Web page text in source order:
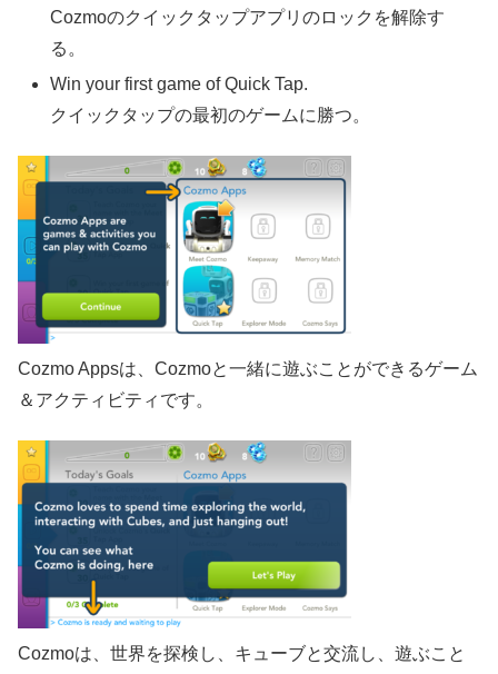
Cozmoのクイックタップアプリのロックを解除す
る。
Win your first game of Quick Tap.
クイックタップの最初のゲームに勝つ。
Cozmo Appsは、Cozmoと一緒に遊ぶことができるゲーム
＆アクティビティです。
Cozmoは、世界を探検し、キューブと交流し、遊ぶこと